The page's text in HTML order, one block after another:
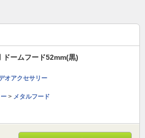
ドームフード52mm(黒)
オアクセサリー
> メタルフード